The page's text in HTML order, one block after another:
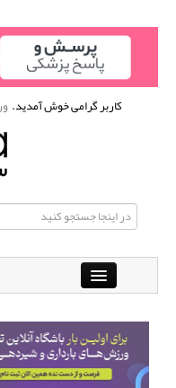
کاربر گرامی خوش آمدید.
باشگاه
دانشنامه سلامت بانوان